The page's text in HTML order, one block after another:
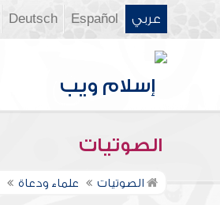
عربي Español
Deutsch
الصوتيات
الصوتيات علماء ودعاة